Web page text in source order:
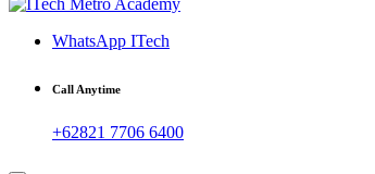
WhatsApp ITech
Call Anytime
+62821 7706 6400